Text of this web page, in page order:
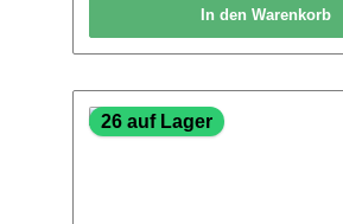
In den Warenkorb
26 auf Lager